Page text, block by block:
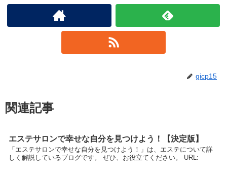
gicp15
関連記事
エステサロンで幸せな自分を見つけよう！【決定版】
「エステサロンで幸せな自分を見つけよう！」は、エステについて詳
しく解説しているブログです。 ぜひ、お役立てください。 URL: